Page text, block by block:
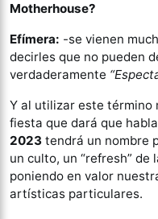
Motherhouse?
Efímera: -se vienen
decirles que no pueden
verdaderamente
Y al utilizar este término
fiesta que dará que
2023 tendrá un nombre
un culto, un “refresh”
poniendo en valor
artísticas particulares.